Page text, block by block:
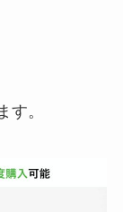
す。